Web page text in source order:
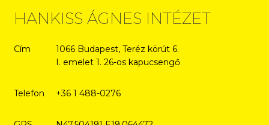
HANKISS ÁGNES INTÉZET
Cím
1066 Budapest, Teréz körút 6.
I. emelet 1. 26-os kapucsengő
Telefon +36 1 488-0276